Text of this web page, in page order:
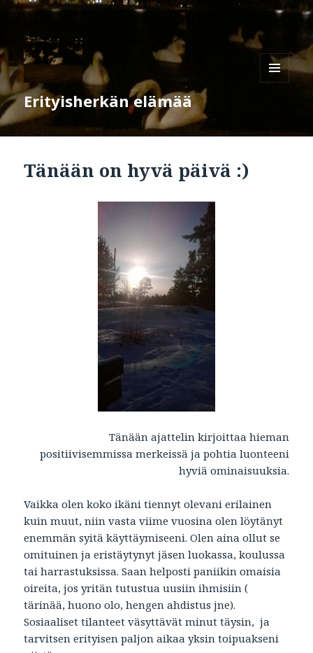
Erityisherkän elämää
Tänään on hyvä päivä :)
Tänään ajattelin kirjoittaa hieman
positiivisemmissa merkeissä ja pohtia luonteeni
hyviä ominaisuuksia.
Vaikka olen koko ikäni tiennyt olevani erilainen
kuin muut, niin vasta viime vuosina olen löytänyt
enemmän syitä käyttäymiseeni. Olen aina ollut se
omituinen ja eristäytynyt jäsen luokassa, koulussa
tai harrastuksissa. Saan helposti paniikin omaisia
oireita, jos yritän tutustua uusiin ihmisiin (
tärinää, huono olo, hengen ahdistus jne).
Sosiaaliset tilanteet väsyttävät minut täysin, ja
tarvitsen erityisen paljon aikaa yksin toipuakseni